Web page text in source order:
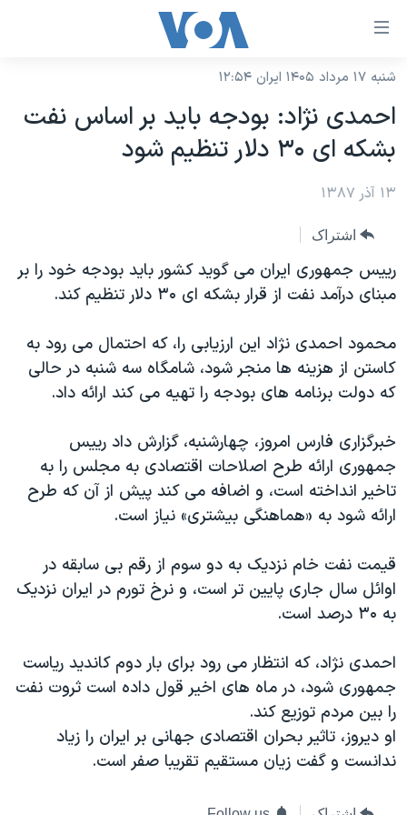
لینکهای
دسترسی
جهش
محتوای
اصلی
اصلی
جهش
جستجو
نسخه سبک وب‌سایت
موضوع ها
ایران
آمریکا
ورزشی
ویژه برنامه‌ها
ویدیوها
حقوق شهروندی
اقتصادی
علم و فناوری
اسرائیل در جنگ
گالری عکس
آرشیو پخش زنده
برنامه های تلویزیونی
جدول برنامه ها
صفحه‌های ویژه
جام جهانی ۲۰۲۶
بایگانی برنامه‌های تلویزیونی
انتخابات ریاست جمهوری آمریکا ۲۰۲۴
حمله جمهوری اسلامی به اسرائیل
رمز مهسا
ورزش زنان در ایران
اعتراضات زن، زندگی، آزادی
مجموعه مستندهای دادخواهی
تریبونال مردمی آبان ۹۸
دادگاه حمید نوری
چهل سال گروگان‌گیری
قانون شفافیت دارائی کادر رهبری ایران
فرکانس‌های صدای آمریکا
یادگیری زبان انگلیسی
شنبه ۱۷ مرداد ۱۴۰۵ ایران ۱۲:۵۴
احمدی نژاد: بودجه باید بر اساس نفت
بشکه ای ۳۰ دلار تنظیم شود
۱۳ آذر ۱۳۸۷
اشتراک
رییس جمهوری ایران می گوید کشور باید بودجه خود را بر
مبنای درآمد نفت از قرار بشکه ای ۳۰ دلار تنظیم کند.
محمود احمدی نژاد این ارزیابی را، که احتمال می رود به
کاستن از هزینه ها منجر شود، شامگاه سه شنبه در حالی
که دولت برنامه های بودجه را تهیه می کند ارائه داد.
خبرگزاری فارس امروز، چهارشنبه، گزارش داد رییس
جمهوری ارائه طرح اصلاحات اقتصادی به مجلس را به
تاخیر انداخته است، و اضافه می کند پیش از آن که طرح
ارائه شود به «هماهنگی بیشتری» نیاز است.
قیمت نفت خام نزدیک به دو سوم از رقم بی سابقه در
اوائل سال جاری پایین تر است، و نرخ تورم در ایران نزدیک
به ۳۰ درصد است.
احمدی نژاد، که انتظار می رود برای بار دوم کاندید ریاست
جمهوری شود، در ماه های اخیر قول داده است ثروت نفت
را بین مردم توزیع کند.
او ديروز، تاثیر بحران اقتصادی جهانی بر ایران را زیاد
ندانست و گفت زیان مستقیم تقریبا صفر است.